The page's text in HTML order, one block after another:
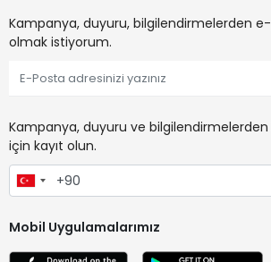
Kampanya, duyuru, bilgilendirmelerden
olmak istiyorum.
Kampanya, duyuru ve
için kayıt olun.
Mobil Uygulamalarımız